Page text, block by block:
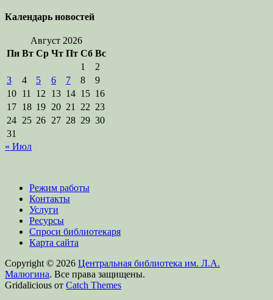
Календарь новостей
Август 2026
Пн Вт Ср Чт Пт Сб Вс
1
2
3
4 5 6 7 8
9
10 11 12 13 14 15 16
17 18 19 20 21 22 23
24 25 26 27 28 29 30
31
« Июл
Режим работы
Контакты
Услуги
Ресурсы
Спроси библиотекаря
Карта сайта
Copyright © 2026 Центральная библиотека им. Л.А.
Малюгина. Все права защищены.
Gridalicious от Catch Themes